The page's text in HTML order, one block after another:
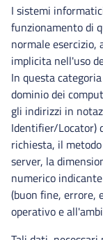
I sistemi
funzionamento di
normale esercizio,
implicita nell'uso
In questa
dominio dei
gli indirizzi in
Identifier/Locator)
richiesta, il
server, la
numerico
(buon fine, errore,
operativo e